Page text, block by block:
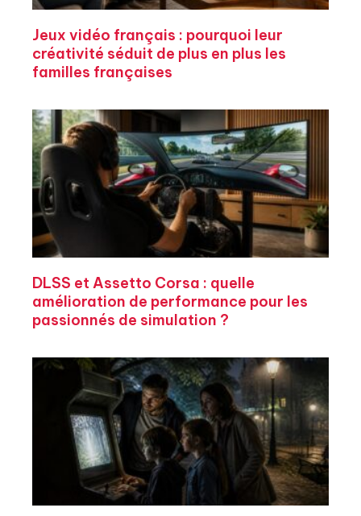
Jeux vidéo français : pourquoi leur
créativité séduit de plus en plus les
familles françaises
DLSS et Assetto Corsa : quelle
amélioration de performance pour les
passionnés de simulation ?